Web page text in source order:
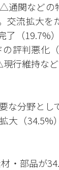
通関など
交流拡大
（19.7%
評判悪化
行維持など
な分野と
大（
・部品が